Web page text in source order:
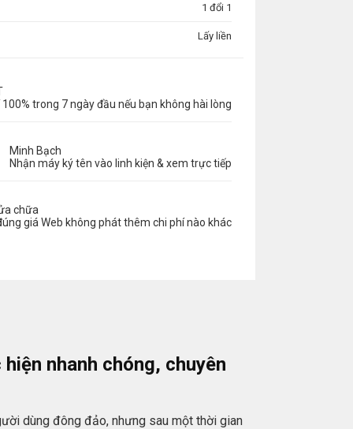
1 đổi 1
Lấy liền
100% trong 7 ngày đầu nếu bạn không hài lòng
Minh Bạch
Nhận máy ký tên vào linh kiện & xem trực tiếp
chữa
giá Web không phát thêm chi phí nào khác
nhanh chóng, chuyên
dùng đông đảo, nhưng sau một thời gian